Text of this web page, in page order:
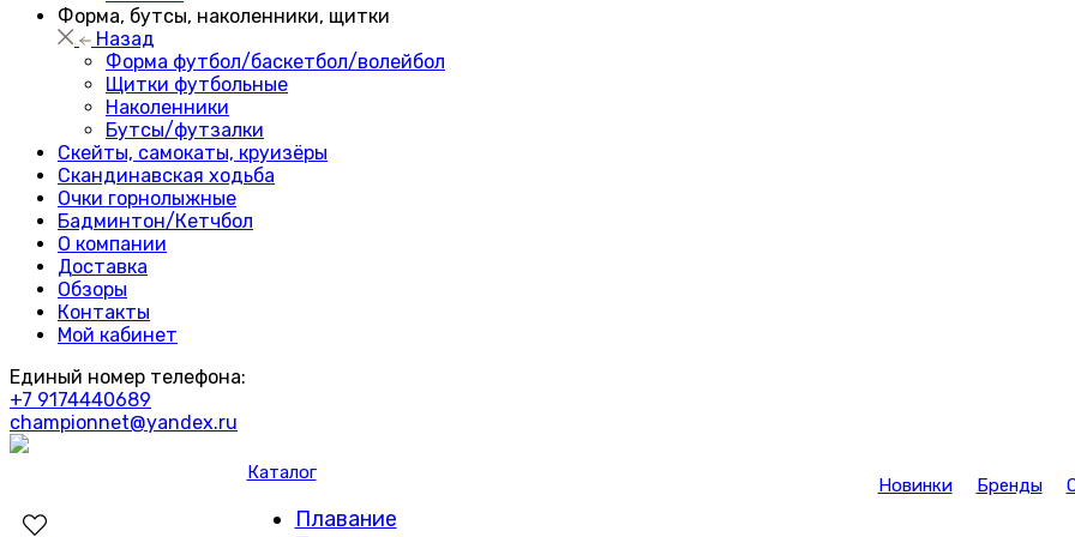
Форма, бутсы, наколенники, щитки
Назад
Форма футбол/баскетбол/волейбол
Щитки футбольные
Наколенники
Бутсы/футзалки
Скейты, самокаты, круизёры
Скандинавская ходьба
Очки горнолыжные
Бадминтон/Кетчбол
О компании
Доставка
Обзоры
Контакты
Мой кабинет
Единый номер телефона:
+7 9174440689
championnet@yandex.ru
Каталог
Плавание
Новинки Бренды